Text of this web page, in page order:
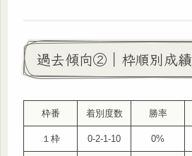
過去傾向②｜枠順別成績
枠番 着別度数 勝率
１枠 0-2-1-10 0%